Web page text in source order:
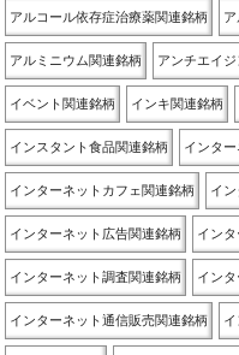
アルコール依存症治療薬関連銘柄
アルミニウム関連銘柄 アンチエイ
イベント関連銘柄 インキ関連銘柄
インスタント食品関連銘柄 インタ
インターネットカフェ関連銘柄 イ
インターネット広告関連銘柄 イン
インターネット調査関連銘柄 イン
インターネット通信販売関連銘柄